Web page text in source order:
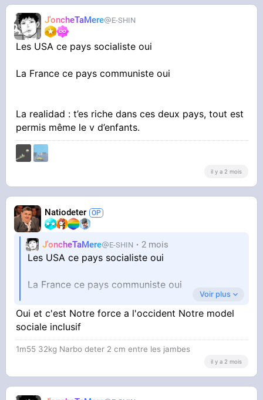
J'oncheTaMere E-SHIN
Les USA ce pays socialiste oui
La France ce pays communiste oui
La realidad : t’es riche dans ces deux pays, tout est
permis même le v d’enfants.
il y a 2 mois
Natiodeter
J'oncheTaMere E-SHIN 2 mois
Les USA ce pays socialiste oui
La France ce pays communiste oui
La realidad : t’es riche dans ces deux pays, tout
est permis même le v d’enfants.
Voir plus
Oui et c'est Notre force a l'occident Notre model
sociale inclusif
1m55 32kg Narbo deter 2 cm entre les jambes
il y a 2 mois